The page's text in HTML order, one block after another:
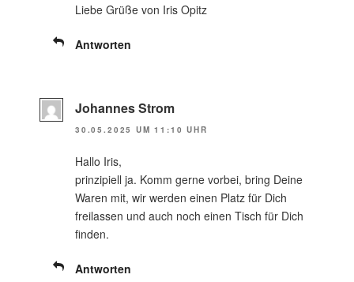
Liebe Grüße von Iris Opitz
Antworten
Johannes Strom
30.05.2025 UM 11:10 UHR
Hallo Iris,
prinzipiell ja. Komm gerne vorbei, bring Deine
Waren mit, wir werden einen Platz für Dich
freilassen und auch noch einen Tisch für Dich
finden.
Antworten